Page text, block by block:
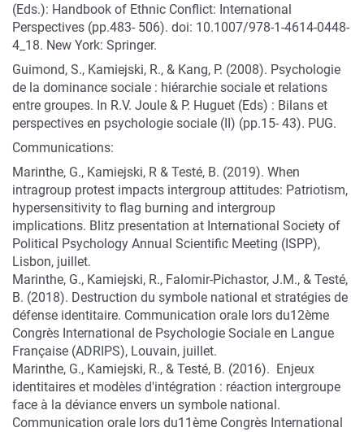
(Eds.): Handbook of Ethnic Conflict: International
Perspectives (pp.483- 506). doi: 10.1007/978-1-4614-0448-
4_18. New York: Springer.
Guimond, S., Kamiejski, R., & Kang, P. (2008). Psychologie
de la dominance sociale : hiérarchie sociale et relations
entre groupes. In R.V. Joule & P. Huguet (Eds) : Bilans et
perspectives en psychologie sociale (II) (pp.15- 43). PUG.
Communications:
Marinthe, G., Kamiejski, R & Testé, B. (2019). When
intragroup protest impacts intergroup attitudes: Patriotism,
hypersensitivity to flag burning and intergroup
implications. Blitz presentation at International Society of
Political Psychology Annual Scientific Meeting (ISPP),
Lisbon, juillet.
Marinthe, G., Kamiejski, R., Falomir-Pichastor, J.M., & Testé,
B. (2018). Destruction du symbole national et stratégies de
défense identitaire. Communication orale lors du12ème
Congrès International de Psychologie Sociale en Langue
Française (ADRIPS), Louvain, juillet.
Marinthe, G., Kamiejski, R., & Testé, B. (2016). Enjeux
identitaires et modèles d'intégration : réaction intergroupe
face à la déviance envers un symbole national.
Communication orale lors du11ème Congrès International